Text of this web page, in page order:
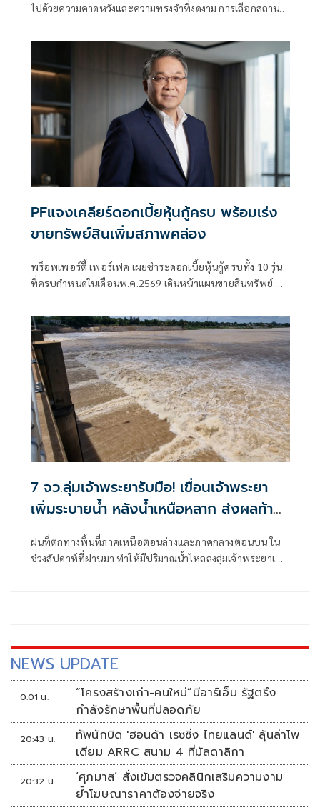
ไปด้วยความคาดหวังและความทรงจำที่งดงาม การเลือกสถานที่
บรรยากาศของสถานที่คือตัวกำหนดอารมณ์และ
PFแจงเคลียร์ดอกเบี้ยหุ้นกู้ครบ พร้อมเร่ง
ขายทรัพย์สินเพิ่มสภาพคล่อง
พร็อพเพอร์ตี้ เพอร์เฟค เผยชำระดอกเบี้ยหุ้นกู้ครบทั้ง 10 รุ่น
ที่ครบกำหนดในเดือนพ.ค.2569 เดินหน้าแผนขายสินทรัพย์ ทั้ง
ขนาดองค์กร ครึ่งปีหลังลุยปรับกลยุทธ์กระตุ้นยอดขาย
7 จว.ลุ่มเจ้าพระยารับมือ! เขื่อนเจ้าพระยา
เพิ่มระบายน้ำ หลังน้ำเหนือหลาก ส่งผลท้าย
เขื่อนสูงขึ้น
ฝนที่ตกทางพื้นที่ภาคเหนือตอนล่างและภาคกลางตอนบน ใน
ช่วงสัปดาห์ที่ผ่านมา ทำให้มีปริมาณน้ำไหลลงลุ่มเจ้าพระยาเพิ่ม
NEWS UPDATE
0:01 น.
“โครงสร้างเก่า-คนใหม่”บีอาร์เอ็น รัฐตรึง
กำลังรักษาพื้นที่ปลอดภัย
20:43 น.
ทัพนักบิด 'ฮอนด้า เรซซิ่ง ไทยแลนด์' ลุ้นล่าโพ
เดียม ARRC สนาม 4 ที่มัลดาลิกา
20:32 น.
‘ศุภมาส’ สั่งเข้มตรวจคลินิกเสริมความงาม
ย้ำโฆษณาราคาต้องจ่ายจริง